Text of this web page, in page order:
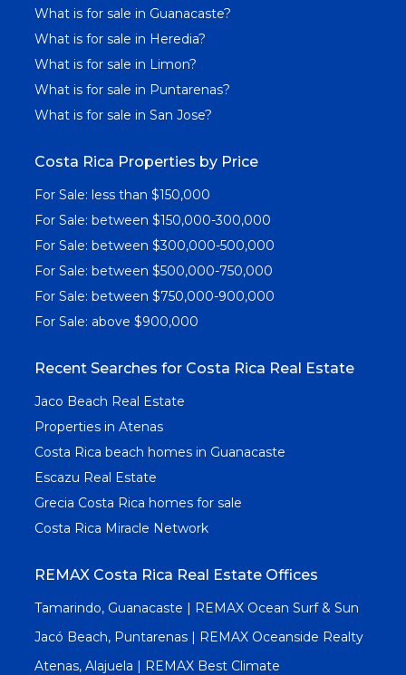
What is for sale in Guanacaste?
What is for sale in Heredia?
What is for sale in Limon?
What is for sale in Puntarenas?
What is for sale in San Jose?
Costa Rica Properties by Price
For Sale: less than $150,000
For Sale: between $150,000-300,000
For Sale: between $300,000-500,000
For Sale: between $500,000-750,000
For Sale: between $750,000-900,000
For Sale: above $900,000
Recent Searches for Costa Rica Real Estate
Jaco Beach Real Estate
Properties in Atenas
Costa Rica beach homes in Guanacaste
Escazu Real Estate
Grecia Costa Rica homes for sale
Costa Rica Miracle Network
REMAX Costa Rica Real Estate Offices
Tamarindo, Guanacaste | REMAX Ocean Surf & Sun
Jacó Beach, Puntarenas | REMAX Oceanside Realty
Atenas, Alajuela | REMAX Best Climate